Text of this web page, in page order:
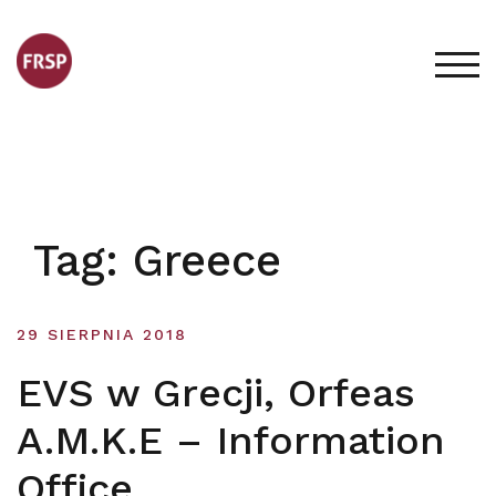
content
Tag: Greece
29 SIERPNIA 2018
EVS w Grecji, Orfeas
A.M.K.E – Information